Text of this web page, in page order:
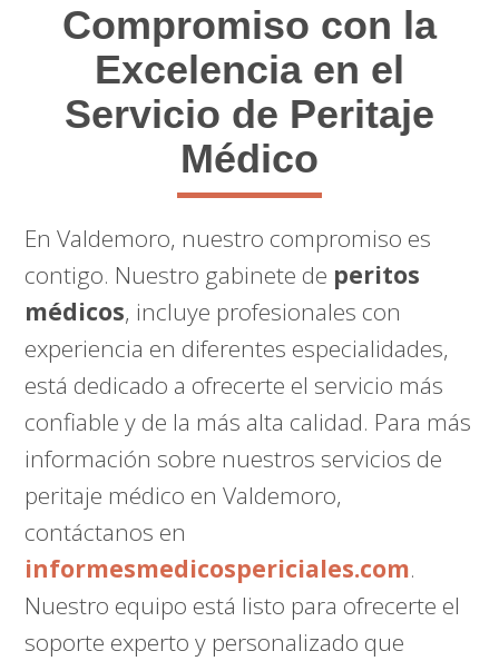
Compromiso con la
Excelencia en el
Servicio de Peritaje
Médico
En Valdemoro, nuestro compromiso es
contigo. Nuestro gabinete de peritos
médicos, incluye profesionales con
experiencia en diferentes especialidades,
está dedicado a ofrecerte el servicio más
confiable y de la más alta calidad. Para más
información sobre nuestros servicios de
peritaje médico en Valdemoro,
contáctanos en
informesmedicospericiales.com.
Nuestro equipo está listo para ofrecerte el
soporte experto y personalizado que